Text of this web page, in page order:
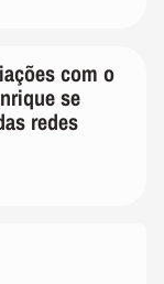
com o
se
redes